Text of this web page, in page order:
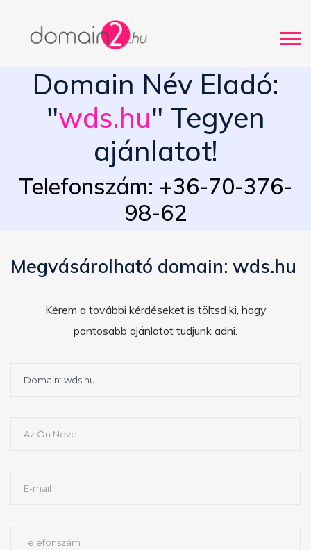
Domain Név Eladó:
"wds.hu" Tegyen
ajánlatot!
Telefonszám: +36-70-376-
98-62
Megvásárolható domain: wds.hu
Kérem a további kérdéseket is töltsd ki, hogy
pontosabb ajánlatot tudjunk adni.